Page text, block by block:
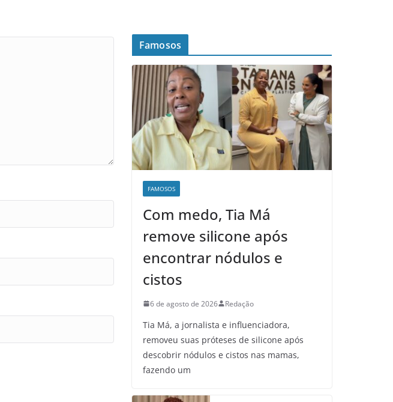
Famosos
FAMOSOS
Com medo, Tia Má
remove silicone após
encontrar nódulos e
cistos
6 de agosto de 2026 Redação
Tia Má, a jornalista e influenciadora,
removeu suas próteses de silicone após
descobrir nódulos e cistos nas mamas,
fazendo um